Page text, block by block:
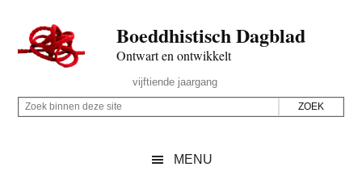
naar
de
inhoud
secondary
naar
de
sidebar
naar
de
Boeddhistisch Dagblad
Ontwart en ontwikkelt
Rechts
vijftiende jaargang
Z
Z
MENU